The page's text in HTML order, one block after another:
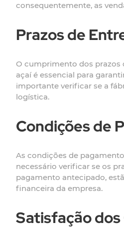
consequentemente, as
Prazos de
O cumprimento dos prazos
açaí é essencial para
importante verificar se a
logística.
Condições de
As condições de
necessário verificar se os
pagamento antecipado,
financeira da empresa.
Satisfação